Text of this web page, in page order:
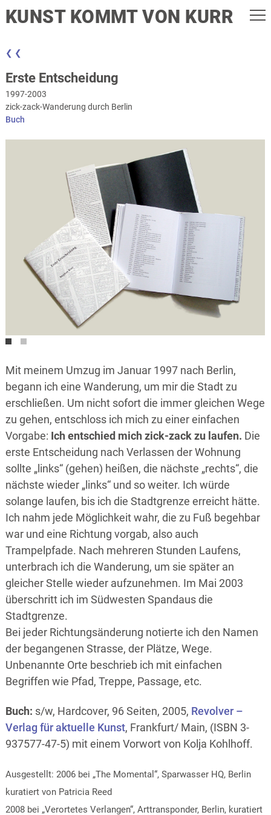
KUNST KOMMT VON KURR
❮ ❮
Erste Entscheidung
1997-2003
zick-zack-Wanderung durch Berlin
Buch
Mit meinem Umzug im Januar 1997 nach Berlin,
begann ich eine Wanderung, um mir die Stadt zu
erschließen. Um nicht sofort die immer gleichen Wege
zu gehen, entschloss ich mich zu einer einfachen
Vorgabe: Ich entschied mich zick-zack zu laufen. Die
erste Entscheidung nach Verlassen der Wohnung
sollte „links“ (gehen) heißen, die nächste „rechts“, die
nächste wieder „links“ und so weiter. Ich würde
solange laufen, bis ich die Stadtgrenze erreicht hätte.
Ich nahm jede Möglichkeit wahr, die zu Fuß begehbar
war und eine Richtung vorgab, also auch
Trampelpfade. Nach mehreren Stunden Laufens,
unterbrach ich die Wanderung, um sie später an
gleicher Stelle wieder aufzunehmen. Im Mai 2003
überschritt ich im Südwesten Spandaus die
Stadtgrenze.
Bei jeder Richtungsänderung notierte ich den Namen
der begangenen Strasse, der Plätze, Wege.
Unbenannte Orte beschrieb ich mit einfachen
Begriffen wie Pfad, Treppe, Passage, etc.
Buch: s/w, Hardcover, 96 Seiten, 2005, Revolver –
Verlag für aktuelle Kunst, Frankfurt/ Main, (ISBN 3-
937577-47-5) mit einem Vorwort von Kolja Kohlhoff.
Ausgestellt: 2006 bei „The Momental“, Sparwasser HQ, Berlin
kuratiert von Patricia Reed
2008 bei „Verortetes Verlangen“, Arttransponder, Berlin, kuratiert